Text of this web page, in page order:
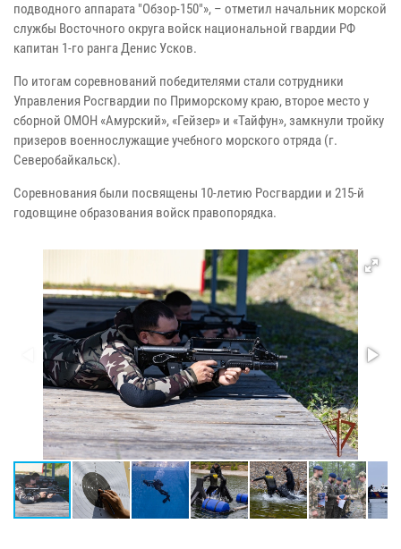
подводного аппарата "Обзор-150"», – отметил начальник морской
службы Восточного округа войск национальной гвардии РФ
капитан 1-го ранга Денис Усков.
По итогам соревнований победителями стали сотрудники
Управления Росгвардии по Приморскому краю, второе место у
сборной ОМОН «Амурский», «Гейзер» и «Тайфун», замкнули тройку
призеров военнослужащие учебного морского отряда (г.
Северобайкальск).
Соревнования были посвящены 10-летию Росгвардии и 215-й
годовщине образования войск правопорядка.